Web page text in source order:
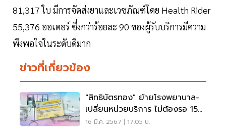
81,317 ใบ มีการจัดส่งยาและเวชภัณฑ์โดย Health Rider
55,376 ออเดอร์ ซึ่งกว่าร้อยละ 90 ของผู้รับบริการมีความ
พึงพอใจในระดับดีมาก
ข่าวที่เกี่ยวข้อง
"สิทธิบัตรทอง" ย้ายโรงพยาบาล-
เปลี่ยนหน่วยบริการ ไม่ต้องรอ 15
วัน
16 มี.ค. 2567 | 17:05 น.